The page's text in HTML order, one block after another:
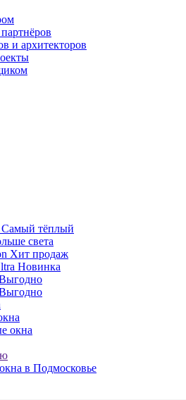
и архитекторов
Самый тёплый
света
Хит продаж
Новинка
окна
в Подмосковье